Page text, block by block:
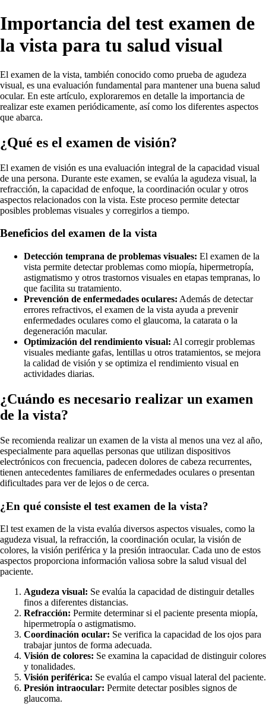
Importancia del test examen de
la vista para tu salud visual
El examen de la vista, también conocido como prueba de agudeza
visual, es una evaluación fundamental para mantener una buena salud
ocular. En este artículo, exploraremos en detalle la importancia de
realizar este examen periódicamente, así como los diferentes aspectos
que abarca.
¿Qué es el examen de visión?
El examen de visión es una evaluación integral de la capacidad visual
de una persona. Durante este examen, se evalúa la agudeza visual, la
refracción, la capacidad de enfoque, la coordinación ocular y otros
aspectos relacionados con la vista. Este proceso permite detectar
posibles problemas visuales y corregirlos a tiempo.
Beneficios del examen de la vista
Detección temprana de problemas visuales: El examen de la
vista permite detectar problemas como miopía, hipermetropía,
astigmatismo y otros trastornos visuales en etapas tempranas, lo
que facilita su tratamiento.
Prevención de enfermedades oculares: Además de detectar
errores refractivos, el examen de la vista ayuda a prevenir
enfermedades oculares como el glaucoma, la catarata o la
degeneración macular.
Optimización del rendimiento visual: Al corregir problemas
visuales mediante gafas, lentillas u otros tratamientos, se mejora
la calidad de visión y se optimiza el rendimiento visual en
actividades diarias.
¿Cuándo es necesario realizar un examen
de la vista?
Se recomienda realizar un examen de la vista al menos una vez al año,
especialmente para aquellas personas que utilizan dispositivos
electrónicos con frecuencia, padecen dolores de cabeza recurrentes,
tienen antecedentes familiares de enfermedades oculares o presentan
dificultades para ver de lejos o de cerca.
¿En qué consiste el test examen de la vista?
El test examen de la vista evalúa diversos aspectos visuales, como la
agudeza visual, la refracción, la coordinación ocular, la visión de
colores, la visión periférica y la presión intraocular. Cada uno de estos
aspectos proporciona información valiosa sobre la salud visual del
paciente.
Agudeza visual: Se evalúa la capacidad de distinguir detalles
finos a diferentes distancias.
Refracción: Permite determinar si el paciente presenta miopía,
hipermetropía o astigmatismo.
Coordinación ocular: Se verifica la capacidad de los ojos para
trabajar juntos de forma adecuada.
Visión de colores: Se examina la capacidad de distinguir colores
y tonalidades.
Visión periférica: Se evalúa el campo visual lateral del paciente.
Presión intraocular: Permite detectar posibles signos de
glaucoma.